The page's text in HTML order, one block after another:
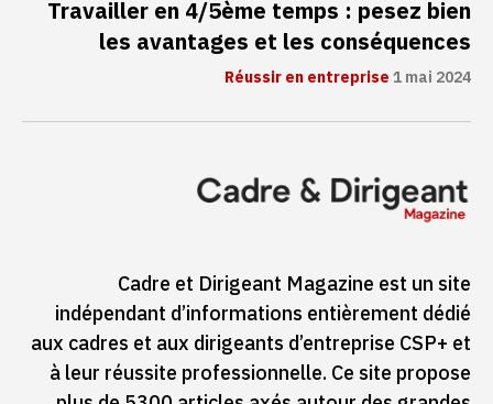
Travailler en 4/5ème temps : pesez bien
les avantages et les conséquences
Réussir en entreprise1 mai 2024
Cadre et Dirigeant Magazine est un site
indépendant d’informations entièrement dédié
aux cadres et aux dirigeants d’entreprise CSP+ et
à leur réussite professionnelle. Ce site propose